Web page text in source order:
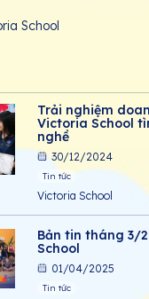
School
Trải nghiệm
Victoria School
nghề
30/12/2024
Tin tức
Victoria School
Bản tin tháng 3/
School
01/04/2025
Tin tức